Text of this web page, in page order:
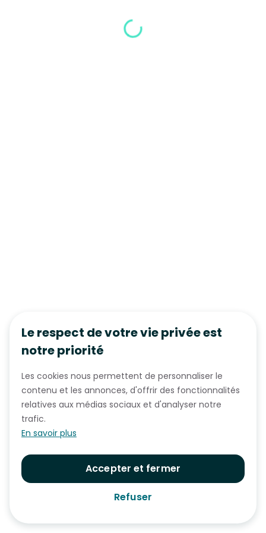
Le respect de votre vie privée est
notre priorité
Les cookies nous permettent de personnaliser le
contenu et les annonces, d'offrir des fonctionnalités
relatives aux médias sociaux et d'analyser notre
trafic.
En savoir plus
Accepter et fermer
Refuser